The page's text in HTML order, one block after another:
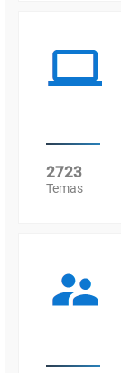
2723
Temas